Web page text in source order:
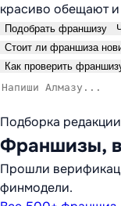
красиво обещают и
Подобрать франшизу
Стоит ли франшиза
Как проверить
Подборка редакции
Франшизы,
Прошли
финмодели.